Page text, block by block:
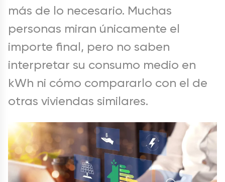
más de lo necesario. Muchas
personas miran únicamente el
importe final, pero no saben
interpretar su consumo medio en
kWh ni cómo compararlo con el de
otras viviendas similares.